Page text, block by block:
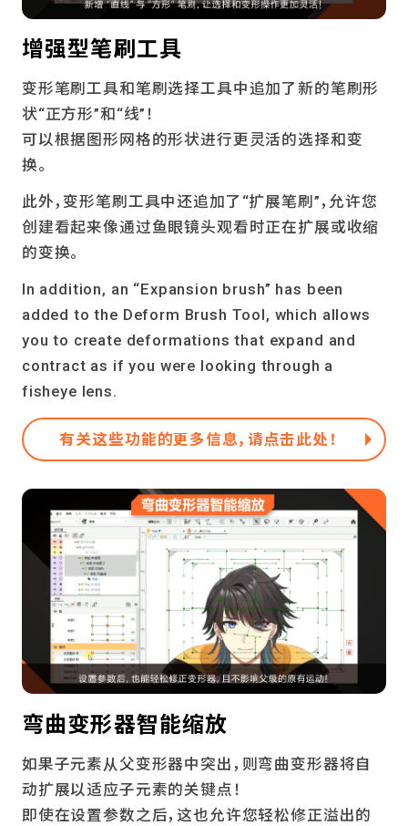
增强型笔刷工具
变形笔刷工具和笔刷选择工具中追加了新的笔刷形
状“正方形”和“线”！
可以根据图形网格的形状进行更灵活的选择和变
换。
此外，变形笔刷工具中还追加了“扩展笔刷”，允许您
创建看起来像通过鱼眼镜头观看时正在扩展或收缩
的变换。
In addition, an “Expansion brush” has been
added to the Deform Brush Tool, which allows
you to create deformations that expand and
contract as if you were looking through a
fisheye lens.
有关这些功能的更多信息，请点击此处！
弯曲变形器智能缩放
如果子元素从父变形器中突出，则弯曲变形器将自
动扩展以适应子元素的关键点！
即使在设置参数之后，这也允许您轻松修正溢出的